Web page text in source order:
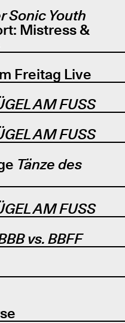
Sonic Youth
Mistress &
Freitag Live
AM FUSS
AM FUSS
Tänze des
AM FUSS
vs. BBFF